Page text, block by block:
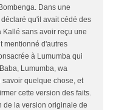
Dans une
qu'il avait cédé des
sans avoir reçu une
mentionné d'autres
à Lumumba qui
Lumumba, wa
savoir quelque chose, et
cette version des faits.
de la version originale de